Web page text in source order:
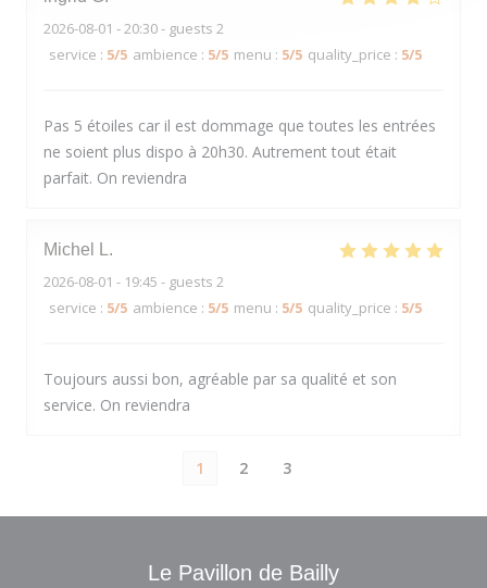
2026-08-01 - 20:30 - guests 2
service : 5/5 ambience : 5/5 menu : 5/5 quality_price : 5/5
Pas 5 étoiles car il est dommage que toutes les entrées
ne soient plus dispo à 20h30. Autrement tout était
parfait. On reviendra
Michel L
2026-08-01 - 19:45 - guests 2
service : 5/5 ambience : 5/5 menu : 5/5 quality_price : 5/5
Toujours aussi bon, agréable par sa qualité et son
service. On reviendra
1 2 3
Le Pavillon de Bailly